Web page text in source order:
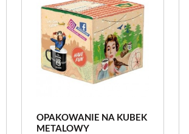
OPAKOWANIE NA KUBEK
METALOWY